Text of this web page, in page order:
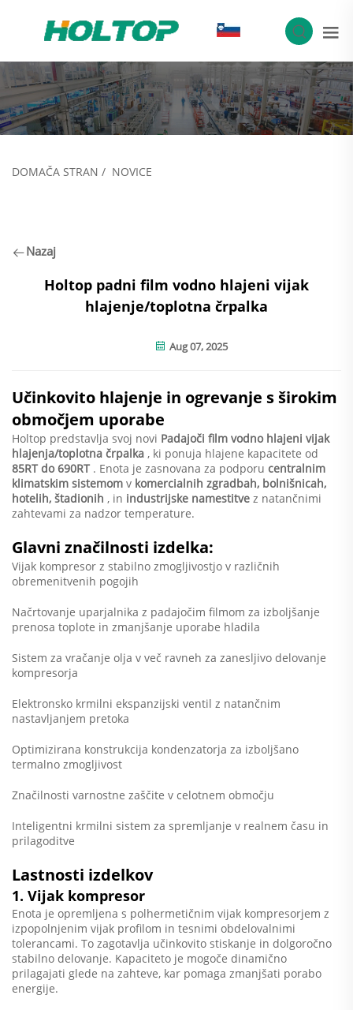
DOMAČA STRAN / NOVICE
Nazaj
Holtop padni film vodno hlajeni vijak
hlajenje/toplotna črpalka
Aug 07, 2025
Učinkovito hlajenje in ogrevanje s širokim
območjem uporabe
Holtop predstavlja svoj novi Padajoči film vodno hlajeni vijak
hlajenja/toplotna črpalka , ki ponuja hlajene kapacitete od
85RT do 690RT . Enota je zasnovana za podporu centralnim
klimatskim sistemom v komercialnih zgradbah, bolnišnicah,
hotelih, štadionih , in industrijske namestitve z natančnimi
zahtevami za nadzor temperature.
Glavni značilnosti izdelka:
Vijak kompresor z stabilno zmogljivostjo v različnih
obremenitvenih pogojih
Načrtovanje uparjalnika z padajočim filmom za izboljšanje
prenosa toplote in zmanjšanje uporabe hladila
Sistem za vračanje olja v več ravneh za zanesljivo delovanje
kompresorja
Elektronsko krmilni ekspanzijski ventil z natančnim
nastavljanjem pretoka
Optimizirana konstrukcija kondenzatorja za izboljšano
termalno zmogljivost
Značilnosti varnostne zaščite v celotnem območju
Inteligentni krmilni sistem za spremljanje v realnem času in
prilagoditve
Lastnosti izdelkov
1. Vijak kompresor
Enota je opremljena s polhermetičnim vijak kompresorjem z
izpopolnjenim vijak profilom in tesnimi obdelovalnimi
tolerancami. To zagotavlja učinkovito stiskanje in dolgoročno
stabilno delovanje. Kapaciteto je mogoče dinamično
prilagajati glede na zahteve, kar pomaga zmanjšati porabo
energije.